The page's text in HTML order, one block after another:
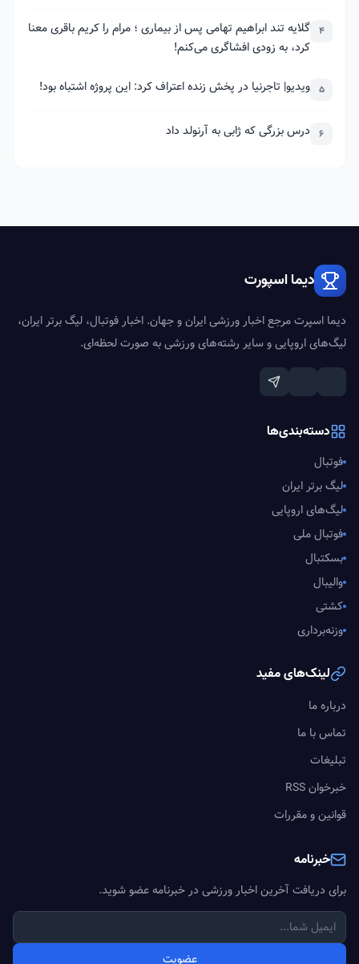
4 گلایه تند ابراهیم تهامی پس از بیماری ؛ مرام را کریم باقری معنا
کرد، به زودی افشاگری می‌کنم!
5 ویدیو| تاجرنیا در پخش زنده اعتراف کرد: این پروژه اشتباه بود!
6 درس بزرگی که ژابی به آرنولد داد
دیما اسپورت
دیما اسپرت مرجع اخبار ورزشی ایران و جهان. اخبار فوتبال، لیگ برتر ایران،
لیگ‌های اروپایی و سایر رشته‌های ورزشی به صورت لحظه‌ای.
دسته‌بندی‌ها
فوتبال
لیگ برتر ایران
لیگ‌های اروپایی
فوتبال ملی
بسکتبال
والیبال
کشتی
وزنه‌برداری
لینک‌های مفید
درباره ما
تماس با ما
تبلیغات
خبرخوان RSS
قوانین و مقررات
خبرنامه
برای دریافت آخرین اخبار ورزشی در خبرنامه عضو شوید.
عضویت